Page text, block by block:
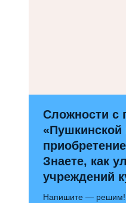
Сложности с
«Пушкинской
Знаете, как
учреждений
Напишите — решим!